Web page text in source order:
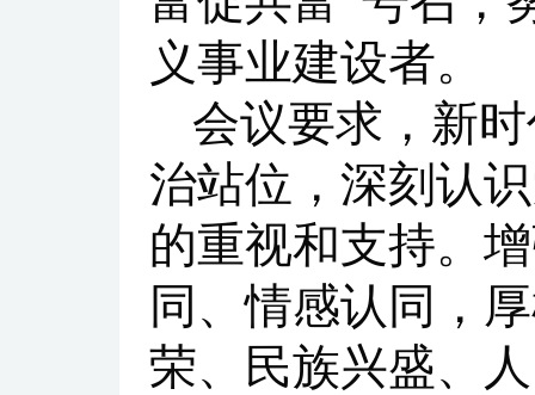
义事业建设者。
会议要求，新
治站位，深刻认
的重视和支持。
同、情感认同，
荣、民族兴盛、